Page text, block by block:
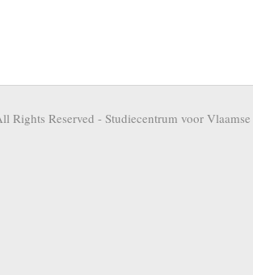
Rights Reserved - Studiecentrum voor